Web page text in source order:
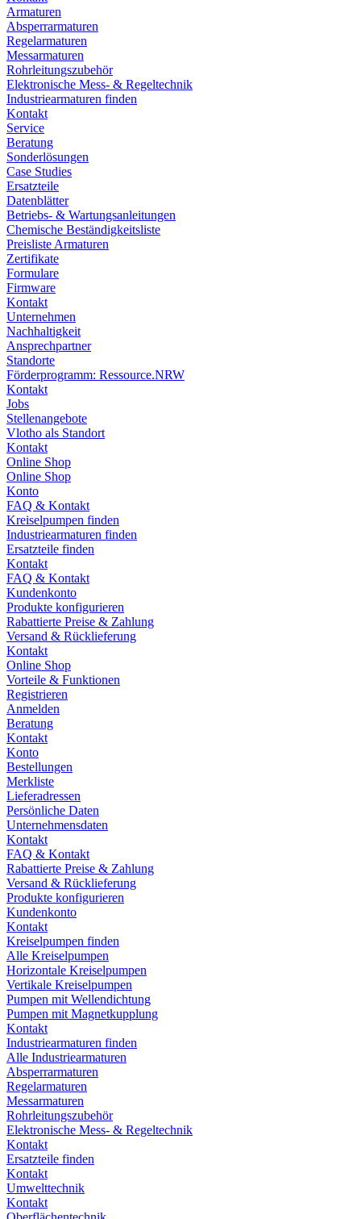
Armaturen
Absperrarmaturen
Regelarmaturen
Messarmaturen
Rohrleitungszubehör
Elektronische Mess- & Regeltechnik
Industriearmaturen finden
Kontakt
Service
Beratung
Sonderlösungen
Case Studies
Ersatzteile
Datenblätter
Betriebs- & Wartungsanleitungen
Chemische Beständigkeitsliste
Preisliste Armaturen
Zertifikate
Formulare
Firmware
Kontakt
Unternehmen
Nachhaltigkeit
Ansprechpartner
Standorte
Förderprogramm: Ressource.NRW
Kontakt
Jobs
Stellenangebote
Vlotho als Standort
Kontakt
Online Shop
Online Shop
Konto
FAQ & Kontakt
Kreiselpumpen finden
Industriearmaturen finden
Ersatzteile finden
Kontakt
FAQ & Kontakt
Kundenkonto
Produkte konfigurieren
Rabattierte Preise & Zahlung
Versand & Rücklieferung
Kontakt
Online Shop
Vorteile & Funktionen
Registrieren
Anmelden
Beratung
Kontakt
Konto
Bestellungen
Merkliste
Lieferadressen
Persönliche Daten
Unternehmensdaten
Kontakt
FAQ & Kontakt
Rabattierte Preise & Zahlung
Versand & Rücklieferung
Produkte konfigurieren
Kundenkonto
Kontakt
Kreiselpumpen finden
Alle Kreiselpumpen
Horizontale Kreiselpumpen
Vertikale Kreiselpumpen
Pumpen mit Wellendichtung
Pumpen mit Magnetkupplung
Kontakt
Industriearmaturen finden
Alle Industriearmaturen
Absperrarmaturen
Regelarmaturen
Messarmaturen
Rohrleitungszubehör
Elektronische Mess- & Regeltechnik
Kontakt
Ersatzteile finden
Kontakt
Umwelttechnik
Kontakt